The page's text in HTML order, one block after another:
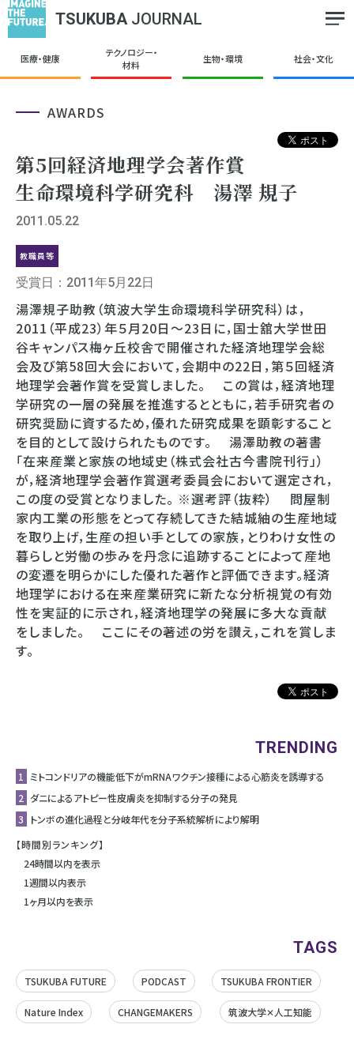
TSUKUBA JOURNAL
医療・健康
テクノロジー・
材料
生物・環境 社会・文化
AWARDS
第5回経済地理学会著作賞
生命環境科学研究科 湯澤 規子
2011.05.22
教職員等
受賞日：2011年5月22日
湯澤規子助教（筑波大学生命環境科学研究科）は，
2011（平成23）年５月20日～23日に，国士舘大学世田
谷キャンパス梅ヶ丘校舎で開催された経済地理学会総
会及び第58回大会において，会期中の22日，第５回経済
地理学会著作賞を受賞しました。 この賞は，経済地理
学研究の一層の発展を推進するとともに，若手研究者の
研究奨励に資するため，優れた研究成果を顕彰すること
を目的として設けられたものです。 湯澤助教の著書
「在来産業と家族の地域史（株式会社古今書院刊行」）
が，経済地理学会著作賞選考委員会において選定され，
この度の受賞となりました。 ※選考評（抜粋） 問屋制
家内工業の形態をとって存続してきた結城紬の生産地域
を取り上げ，生産の担い手としての家族，とりわけ女性の
暮らしと労働の歩みを丹念に追跡することによって産地
の変遷を明らかにした優れた著作と評価できます。経済
地理学における在来産業研究に新たな分析視覚の有効
性を実証的に示され，経済地理学の発展に多大な貢献
をしました。 ここにその著述の労を讃え，これを賞しま
す。
TRENDING
1 ミトコンドリアの機能低下がmRNAワクチン接種による心筋炎を誘導する
2 ダニによるアトピー性皮膚炎を抑制する分子の発見
3
トンボの進化過程と分岐年代を分子系統解析により解明
【時間別ランキング】
24時間以内を表示
1週間以内表示
1ヶ月以内を表示
TAGS
TSUKUBA FUTURE PODCAST TSUKUBA FRONTIER
Nature Index CHANGEMAKERS 筑波大学✕人工知能